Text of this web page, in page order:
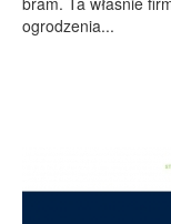
ogrodzenia...